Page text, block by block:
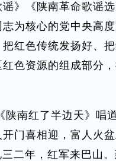
》《陕南革命歌谣
为核心的党中央高
红色传统发扬好、
色资源的组成部分
南红了半边天》唱
门喜相迎，富人火
二年，红军来巴山。